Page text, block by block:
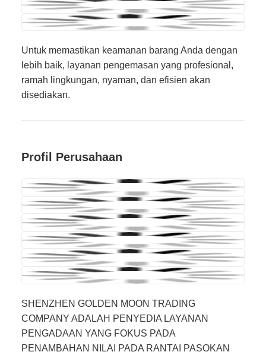
Untuk memastikan keamanan barang Anda dengan
lebih baik, layanan pengemasan yang profesional,
ramah lingkungan, nyaman, dan efisien akan
disediakan.
Profil Perusahaan
SHENZHEN GOLDEN MOON TRADING
COMPANY ADALAH PENYEDIA LAYANAN
PENGADAAN YANG FOKUS PADA
PENAMBAHAN NILAI PADA RANTAI PASOKAN